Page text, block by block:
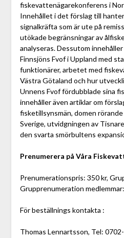
fiskevattenägarekonferens i
Innehållet i det förslag till
signalkräfta som är ute på
utökade begränsningar av
analyseras. Dessutom
Finnsjöns Fvof i Uppland med
funktionärer, arbetet med
Västra Götaland och hur
Unnens Fvof fördubblade sina
innehåller även artiklar om
fisketillsynsmän, domen
Sverige, utvidgningen av
den svarta smörbultens
Prenumerera på Våra
Prenumerationspris: 350 kr,
Grupprenumeration
För beställnings kontakta :
Thomas Lennartsson, Tel: